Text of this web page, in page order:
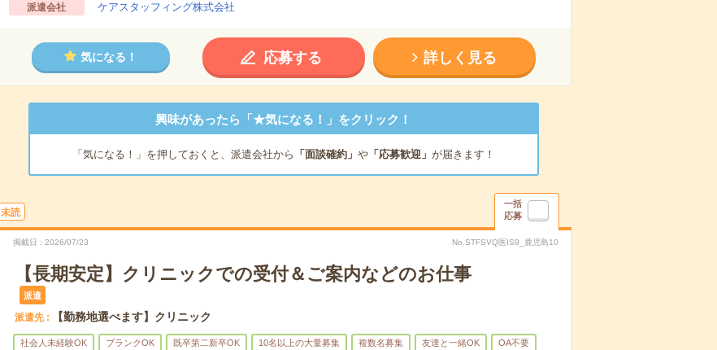
派遣会社 ケアスタッフィング株式会社
気になる！ 応募する 詳しく見る
興味があったら「★気になる！」をクリック！
「気になる！」を押しておくと、派遣会社から 「面談確約」 や「応募歓迎」 が届きます！
未読
一括
応募
掲載日 2026/07/23 No.STFSVQ医IS9_鹿児島10
【長期安定】クリニックでの受付＆ご案内などのお仕事
派遣
派遣先 【勤務地選べます】クリニック
社会人未経験OK ブランクOK 既卒第二新卒OK 10名以上の大量募集 複数名募集 友達と一緒OK OA不要